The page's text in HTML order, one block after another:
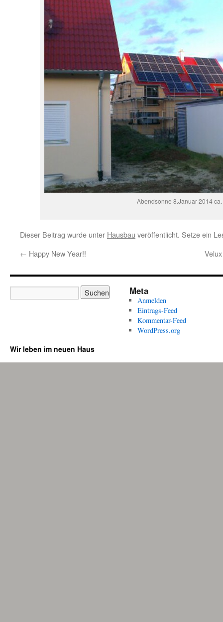
Abendsonne 8.Januar 2014
Dieser Beitrag wurde unter Hausbau veröffentlicht. Setze ein
← Happy New Year!!
Meta
Anmelden
Eintrags-Feed
Kommentar-Feed
WordPress.org
Wir leben im neuen Haus